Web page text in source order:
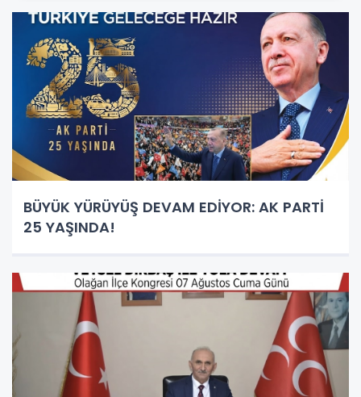
BÜYÜK YÜRÜYÜŞ DEVAM EDİYOR: AK PARTİ
25 YAŞINDA!